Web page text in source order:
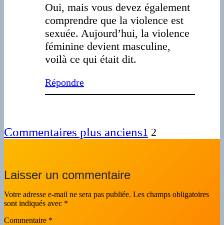
Oui, mais vous devez également
comprendre que la violence est
sexuée. Aujourd’hui, la violence
féminine devient masculine,
voilà ce qui était dit.
Répondre
Commentaires plus anciens1 2
Laisser un commentaire
Votre adresse e-mail ne sera pas publiée. Les champs obligatoires
sont indiqués avec *
Commentaire *